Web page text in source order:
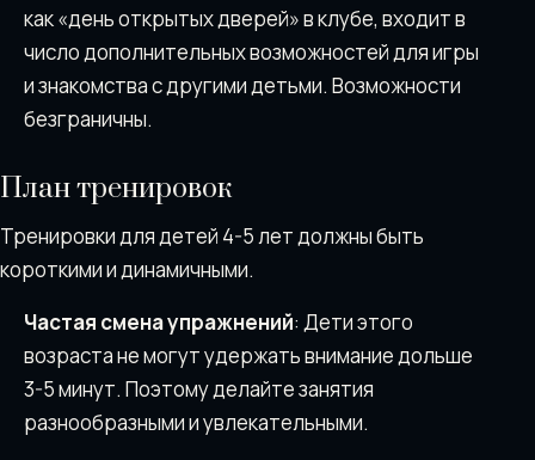
как «день открытых дверей» в клубе, входит в
число дополнительных возможностей для игры
и знакомства с другими детьми. Возможности
безграничны.
План тренировок
Тренировки для детей 4-5 лет должны быть
короткими и динамичными.
Частая смена упражнений: Дети этого
возраста не могут удержать внимание дольше
3-5 минут. Поэтому делайте занятия
разнообразными и увлекательными.